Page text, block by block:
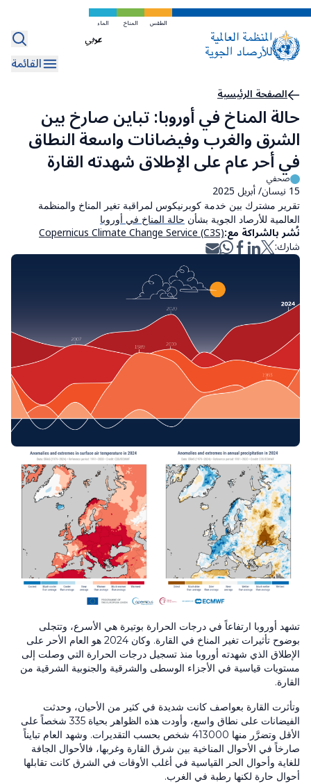
تخطي
المحتوى
الرئيسي
الطقس المناخ الماء
Select
your
القائمة
مسار
التنقل
الصفحة الرئيسية
حالة المناخ في أوروبا: تباين صارخ بين
الشرق والغرب وفيضانات واسعة النطاق
في أحر عام على الإطلاق شهدته القارة
صحفي
15 نيسان/ أبريل 2025
تقرير مشترك بين خدمة كوبرنيكوس لمراقبة تغير المناخ والمنظمة
العالمية للأرصاد الجوية بشأن حالة المناخ في أوروبا
نُشر بالشراكة مع:Copernicus Climate Change Service (C3S)
شارك:
تشهد أوروبا ارتفاعاً في درجات الحرارة بوتيرة هي الأسرع، وتتجلى
بوضوح تأثيرات تغير المناخ في القارة. وكان 2024 هو العام الأحر على
الإطلاق الذي شهدته أوروبا منذ تسجيل درجات الحرارة التي وصلت إلى
مستويات قياسية في الأجزاء الوسطى والشرقية والجنوبية الشرقية من
القارة.
وتأثرت القارة بعواصف كانت شديدة في كثير من الأحيان، وحدثت
الفيضانات على نطاق واسع، وأودت هذه الظواهر بحياة 335 شخصاً على
الأقل وتضرَّر منها 413000 شخص بحسب التقديرات. وشهد العام تبايناً
صارخاً في الأحوال المناخية بين شرق القارة وغربها، فالأحوال الجافة
للغاية وأحوال الحر القياسية في أغلب الأوقات في الشرق كانت تقابلها
أحوال حارة لكنها رطبة في الغرب.